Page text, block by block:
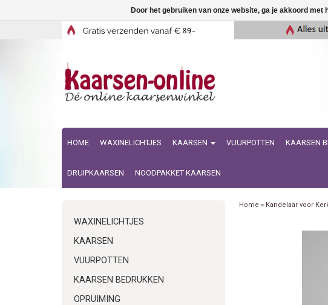
HOME WAXINELICHTJES KAARSEN VUURPOTTEN KAARSEN
DRUIPKAARSEN NOODPAKKET KAARSEN
WAXINELICHTJES
KAARSEN
VUURPOTTEN
KAARSEN BEDRUKKEN
OPRUIMING
Home » Kandelaar voor
Door het gebruiken van onze website, ga je akkoord